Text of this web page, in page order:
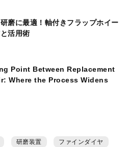
磨に最適！軸付きフラップホイー
活用術
Point Between Replacement
Where the Process Widens
研磨装置 ファインダイヤ